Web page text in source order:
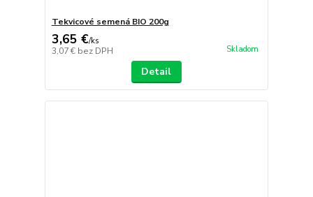
Tekvicové semená BIO 200g
3,65 €/ks
3,07 € bez DPH Skladom
Detail